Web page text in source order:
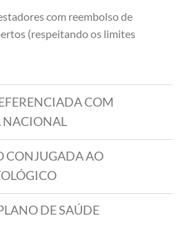
com reembolso de
(respeitando os limites
COM
NACIONAL
CONJUGADA AO
DE SAÚDE